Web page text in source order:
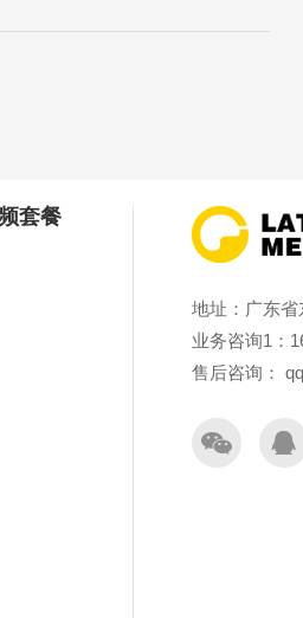
套餐
地址：广东
业务咨询1：
售后咨询：